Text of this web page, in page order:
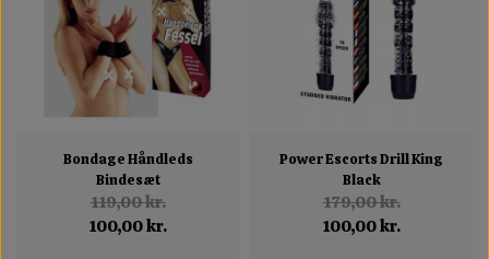
Bondage Håndleds
Bindesæt
119,00 kr.
100,00 kr.
Power Escorts Drill King
Black
179,00 kr.
100,00 kr.